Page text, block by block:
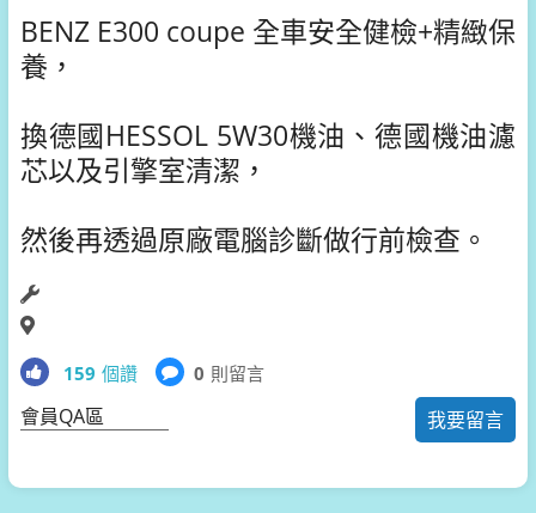
BENZ E300 coupe 全車安全健檢+精緻保
養，
換德國HESSOL 5W30機油、德國機油濾
芯以及引擎室清潔，
然後再透過原廠電腦診斷做行前檢查。
159 個讚 0 則留言
我要留言
會員QA區